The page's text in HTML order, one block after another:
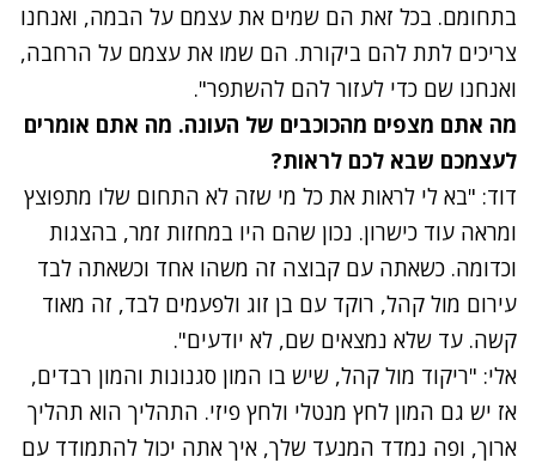
בתחומם. בכל זאת הם שמים את עצמם על הבמה, ואנחנו
צריכים לתת להם ביקורת. הם שמו את עצמם על הרחבה,
ואנחנו שם כדי לעזור להם להשתפר".
מה אתם מצפים מהכוכבים של העונה. מה אתם אומרים
לעצמכם שבא לכם לראות?
דוד: "בא לי לראות את כל מי שזה לא התחום שלו מתפוצץ
ומראה עוד כישרון. נכון שהם היו במחזות זמר, בהצגות
וכדומה. כשאתה עם קבוצה זה משהו אחד וכשאתה לבד
עירום מול קהל, רוקד עם בן זוג ולפעמים לבד, זה מאוד
קשה. עד שלא נמצאים שם, לא יודעים".
אלי: "ריקוד מול קהל, שיש בו המון סגנונות והמון רבדים,
אז יש גם המון לחץ מנטלי ולחץ פיזי. התהליך הוא תהליך
ארוך, ופה נמדד המנעד שלך, איך אתה יכול להתמודד עם